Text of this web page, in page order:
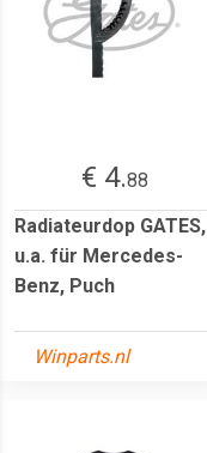
€ 4.88
Radiateurdop GATES,
u.a. für Mercedes-
Benz, Puch
Winparts.nl